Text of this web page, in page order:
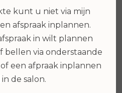
Bekijken
kunt u niet via mijn
afspraak inplannen.
in wilt plannen
bellen via onderstaande
een afpraak inplannen
in de salon.